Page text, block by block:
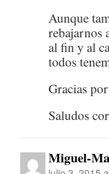
Aunque
rebajarnos
al fin y al
todos
Gracias
Saludos
Miguel-